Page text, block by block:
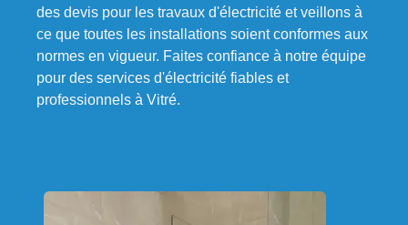
des devis pour les travaux d'électricité et veillons à
ce que toutes les installations soient conformes aux
normes en vigueur. Faites confiance à notre équipe
pour des services d'électricité fiables et
professionnels à Vitré.